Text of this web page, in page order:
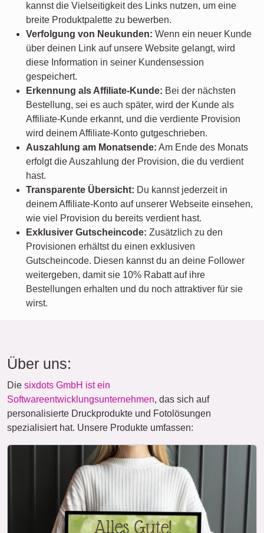
kannst die Vielseitigkeit des Links nutzen, um eine
breite Produktpalette zu bewerben.
Verfolgung von Neukunden: Wenn ein neuer Kunde
über deinen Link auf unsere Website gelangt, wird
diese Information in seiner Kundensession
gespeichert.
Erkennung als Affiliate-Kunde: Bei der nächsten
Bestellung, sei es auch später, wird der Kunde als
Affiliate-Kunde erkannt, und die verdiente Provision
wird deinem Affiliate-Konto gutgeschrieben.
Auszahlung am Monatsende: Am Ende des Monats
erfolgt die Auszahlung der Provision, die du verdient
hast.
Transparente Übersicht: Du kannst jederzeit in
deinem Affiliate-Konto auf unserer Webseite einsehen,
wie viel Provision du bereits verdient hast.
Exklusiver Gutscheincode: Zusätzlich zu den
Provisionen erhältst du einen exklusiven
Gutscheincode. Diesen kannst du an deine Follower
weitergeben, damit sie 10% Rabatt auf ihre
Bestellungen erhalten und du noch attraktiver für sie
wirst.
Über uns:
Die sixdots GmbH ist ein
Softwareentwicklungsunternehmen, das sich auf
personalisierte Druckprodukte und Fotolösungen
spezialisiert hat. Unsere Produkte umfassen: